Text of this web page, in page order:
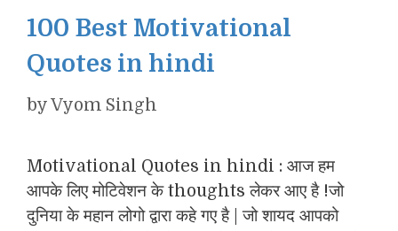
100 Best Motivational
Quotes in hindi
byVyom Singh
Motivational Quotes in hindi : आज हम
आपके लिए मोटिवेशन के thoughts लेकर आए है !जो
दुनिया के महान लोगो द्वारा कहे गए है | जो शायद आपको